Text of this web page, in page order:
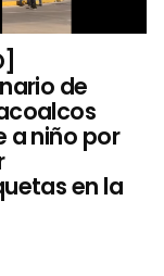
de
a niño por
en la